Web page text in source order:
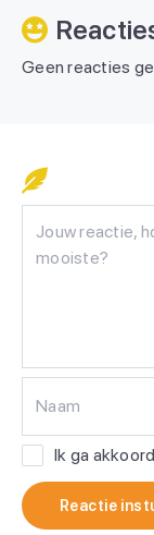
Geen reacties
Naam
Ik ga
Reactie